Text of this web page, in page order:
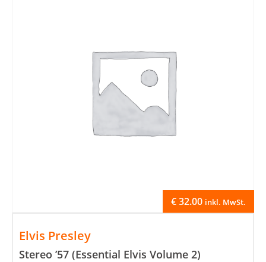
Elvis Presley
Stereo ’57 (Essential Elvis Volume 2)
€32.00 inkl. MwSt.